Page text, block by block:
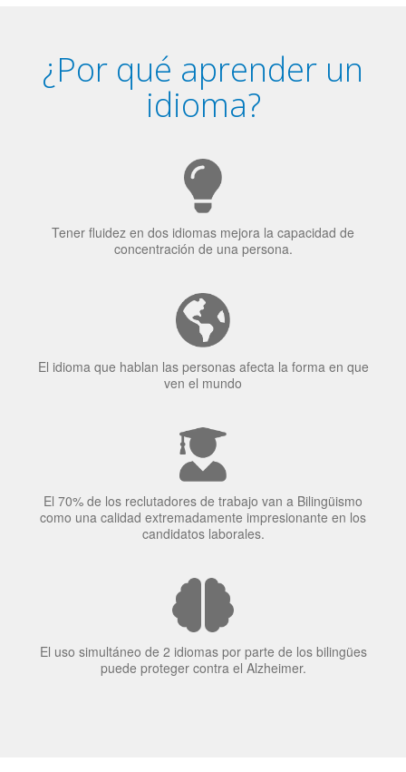
¿Por qué aprender un
idioma?
Tener fluidez en dos idiomas mejora la capacidad de
concentración de una persona.
El idioma que hablan las personas afecta la forma en que
ven el mundo
El 70% de los reclutadores de trabajo van a Bilingüismo
como una calidad extremadamente impresionante en los
candidatos laborales.